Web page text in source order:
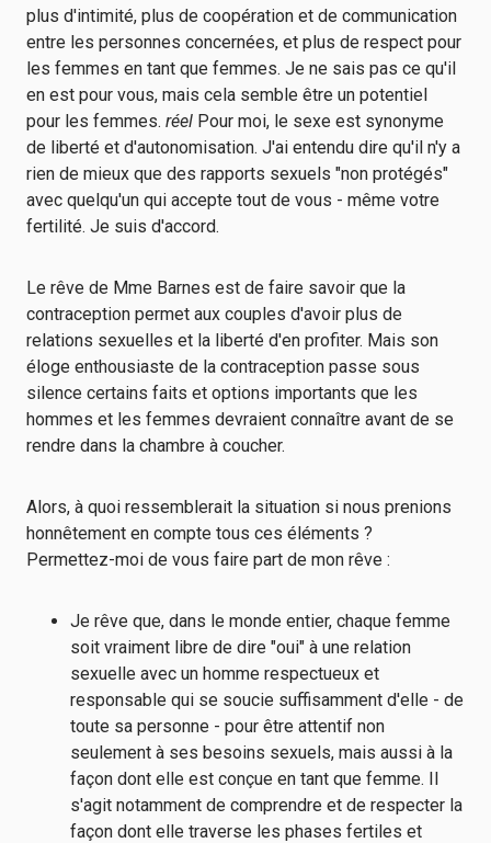
plus d'intimité, plus de coopération et de communication
entre les personnes concernées, et plus de respect pour
les femmes en tant que femmes. Je ne sais pas ce qu'il
en est pour vous, mais cela semble être un potentiel
pour les femmes. réel Pour moi, le sexe est synonyme
de liberté et d'autonomisation. J'ai entendu dire qu'il n'y a
rien de mieux que des rapports sexuels "non protégés"
avec quelqu'un qui accepte tout de vous - même votre
fertilité. Je suis d'accord.
Le rêve de Mme Barnes est de faire savoir que la
contraception permet aux couples d'avoir plus de
relations sexuelles et la liberté d'en profiter. Mais son
éloge enthousiaste de la contraception passe sous
silence certains faits et options importants que les
hommes et les femmes devraient connaître avant de se
rendre dans la chambre à coucher.
Alors, à quoi ressemblerait la situation si nous prenions
honnêtement en compte tous ces éléments ?
Permettez-moi de vous faire part de mon rêve :
Je rêve que, dans le monde entier, chaque femme
soit vraiment libre de dire "oui" à une relation
sexuelle avec un homme respectueux et
responsable qui se soucie suffisamment d'elle - de
toute sa personne - pour être attentif non
seulement à ses besoins sexuels, mais aussi à la
façon dont elle est conçue en tant que femme. Il
s'agit notamment de comprendre et de respecter la
façon dont elle traverse les phases fertiles et